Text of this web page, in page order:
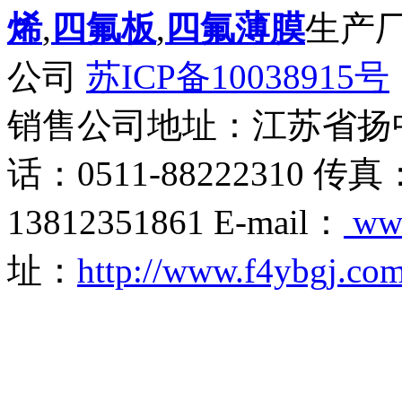
烯, 四氟板, 四氟薄膜生产
公司 苏ICP备10038915号
销售公司地址：江苏省
话：0511-88222310 传真
13812351861 E-mail：
址： http://